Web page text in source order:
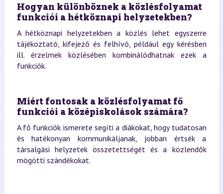
Hogyan különböznek a közlésfolyamat
funkciói a hétköznapi helyzetekben?
A hétköznapi helyzetekben a közlés lehet egyszerre
tájékoztató, kifejező és felhívó, például egy kérésben
ill. érzelmek közlésében kombinálódhatnak ezek a
funkciók.
Miért fontosak a közlésfolyamat fő
funkciói a középiskolások számára?
A fő funkciók ismerete segíti a diákokat, hogy tudatosan
és hatékonyan kommunikáljanak, jobban értsék a
társalgási helyzetek összetettségét és a közlendők
mögötti szándékokat.